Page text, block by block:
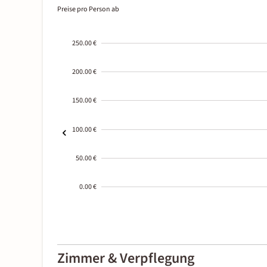
Preise pro Person ab
250.00 €
200.00 €
150.00 €
100.00 €
50.00 €
0.00 €
01-02
Zimmer & Verpflegung